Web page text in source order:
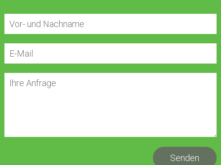
Senden